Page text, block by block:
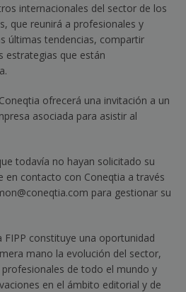
internacionales del sector de los
que reunirá a profesionales y
últimas tendencias, compartir
estrategias que están
ofrecerá una invitación a un
asociada para asistir al
todavía no hayan solicitado su
en contacto con Coneqtia a través
para gestionar su
FIPP constituye una oportunidad
mano la evolución del sector,
de todo el mundo y
en el ámbito editorial y de